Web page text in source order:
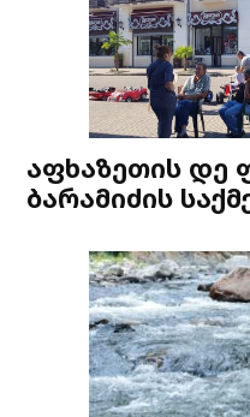
აფხაზეთის დე
ბარამიძის